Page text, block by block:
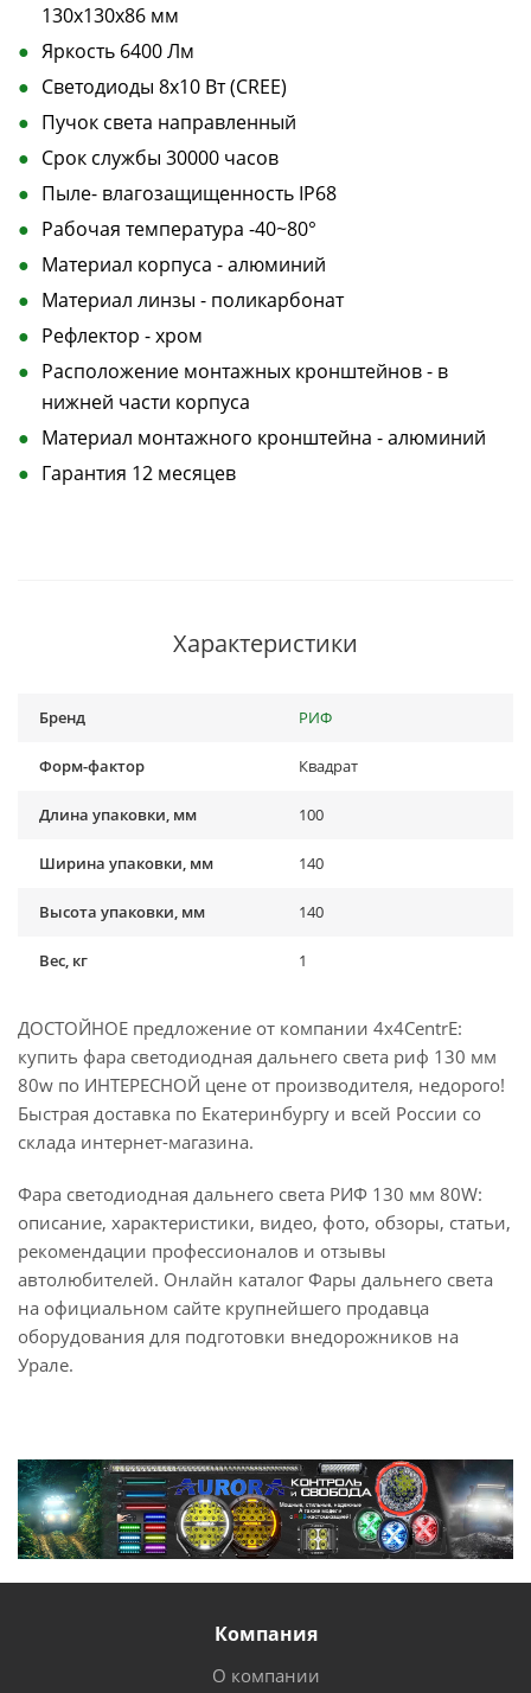
130х130х86 мм
Яркость 6400 Лм
Светодиоды 8х10 Вт (CREE)
Пучок света направленный
Срок службы 30000 часов
Пыле- влагозащищенность IP68
Рабочая температура -40~80°
Материал корпуса - алюминий
Материал линзы - поликарбонат
Рефлектор - хром
Расположение монтажных кронштейнов - в
нижней части корпуса
Материал монтажного кронштейна - алюминий
Гарантия 12 месяцев
Характеристики
Бренд РИФ
Форм-фактор Квадрат
Длина упаковки, мм 100
Ширина упаковки, мм 140
Высота упаковки, мм 140
Вес, кг 1
ДОСТОЙНОЕ предложение от компании 4x4CentrE:
купить фара светодиодная дальнего света риф 130 мм
80w по ИНТЕРЕСНОЙ цене от производителя, недорого!
Быстрая доставка по Екатеринбургу и всей России со
склада интернет-магазина.
Фара светодиодная дальнего света РИФ 130 мм 80W:
описание, характеристики, видео, фото, обзоры, статьи,
рекомендации профессионалов и отзывы
автолюбителей. Онлайн каталог Фары дальнего света
на официальном сайте крупнейшего продавца
оборудования для подготовки внедорожников на
Урале.
Компания
О компании